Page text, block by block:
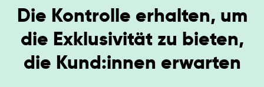
Die Kontrolle erhalten, um
die Exklusivität zu bieten,
die Kund:innen erwarten